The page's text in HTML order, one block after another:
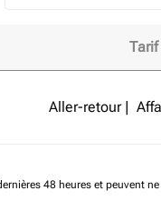
Tarif
Aller-retour |
48 heures et peuvent